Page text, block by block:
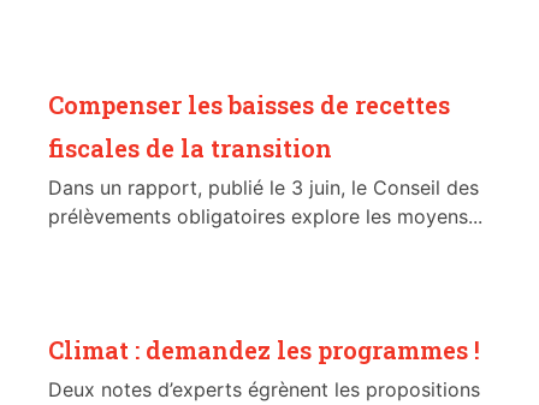
Compenser les baisses de recettes
fiscales de la transition
Dans un rapport, publié le 3 juin, le Conseil des
prélèvements obligatoires explore les moyens...
Climat : demandez les programmes !
Deux notes d’experts égrènent les propositions